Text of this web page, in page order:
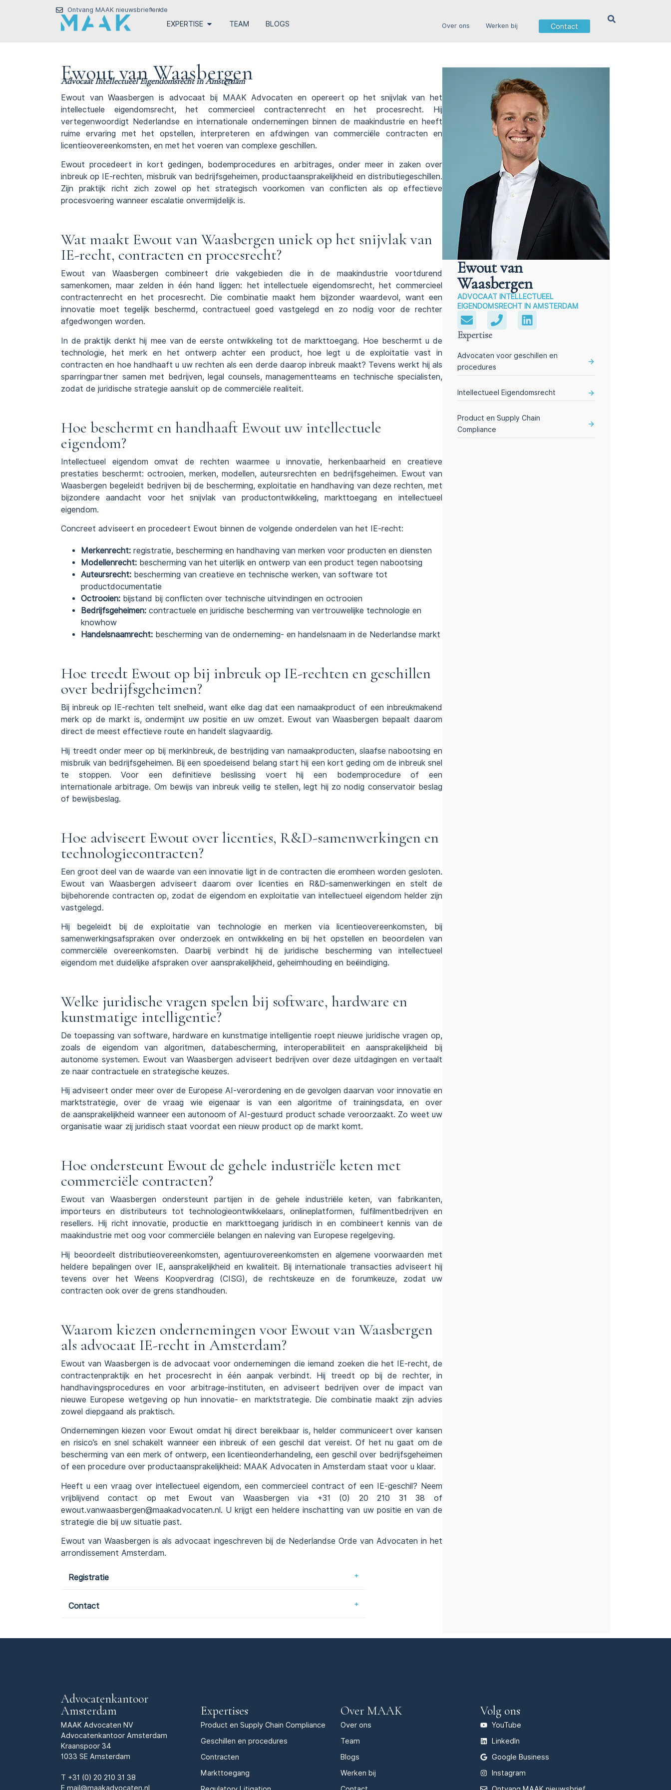
Ontvang MAAK nieuwsbriefende
EXPERTISE TEAM BLOGS Over ons Werken bij Contact
Ewout van Waasbergen
Advocaat Intellectueel Eigendomsrecht in Amsterdam
Ewout van Waasbergen is advocaat bij MAAK Advocaten en opereert op het snijvlak van het
intellectuele eigendomsrecht, het commercieel contractenrecht en het procesrecht. Hij
vertegenwoordigt Nederlandse en internationale ondernemingen binnen de maakindustrie en heeft
ruime ervaring met het opstellen, interpreteren en afdwingen van commerciële contracten en
licentieovereenkomsten, en met het voeren van complexe geschillen.
Ewout procedeert in kort gedingen, bodemprocedures en arbitrages, onder meer in zaken over
inbreuk op IE-rechten, misbruik van bedrijfsgeheimen,productaansprakelijkheid en distributiegeschillen.
Zijn praktijk richt zich zowel op het strategisch voorkomen van conflicten als op effectieve
procesvoering wanneer escalatie onvermijdelijk is.
Wat maakt Ewout van Waasbergen uniek op het snijvlak van
IE-recht, contracten en procesrecht?
Ewout van Waasbergen combineert drie vakgebieden die in de maakindustrie voortdurend
samenkomen, maar zelden in één hand liggen: het intellectuele eigendomsrecht, het commercieel
contractenrecht en het procesrecht. Die combinatie maakt hem bijzonder waardevol, want een
innovatie moet tegelijk beschermd, contractueel goed vastgelegd en zo nodig voor de rechter
afgedwongen worden.
In de praktijk denkt hij mee van de eerste ontwikkeling tot de markttoegang. Hoe beschermt u de
technologie, het merk en het ontwerp achter een product, hoe legt u de exploitatie vast in
contracten en hoe handhaaft u uw rechten als een derde daarop inbreuk maakt? Tevens werkt hij als
sparringpartner samen met bedrijven, legal counsels, managementteams en technische specialisten,
zodat de juridische strategie aansluit op de commerciële realiteit.
Hoe beschermt en handhaaft Ewout uw intellectuele
eigendom?
Intellectueel eigendom omvat de rechten waarmee u innovatie, herkenbaarheid en creatieve
prestaties beschermt: octrooien, merken, modellen, auteursrechten en bedrijfsgeheimen. Ewout van
Waasbergen begeleidt bedrijven bij de bescherming, exploitatie en handhaving van deze rechten, met
bijzondere aandacht voor het snijvlak van productontwikkeling, markttoegang en intellectueel
eigendom.
Concreet adviseert en procedeert Ewout binnen de volgende onderdelen van het IE-recht:
Merkenrecht: registratie, bescherming en handhaving van merken voor producten en diensten
Modellenrecht: bescherming van het uiterlijk en ontwerp van een product tegen nabootsing
Auteursrecht: bescherming van creatieve en technische werken, van software tot
productdocumentatie
Octrooien: bijstand bij conflicten over technische uitvindingen en octrooien
Bedrijfsgeheimen: contractuele en juridische bescherming van vertrouwelijke technologie en
knowhow
Handelsnaamrecht: bescherming van de onderneming- en handelsnaam in de Nederlandse markt
Hoe treedt Ewout op bij inbreuk op IE-rechten en geschillen
over bedrijfsgeheimen?
Bij inbreuk op IE-rechten telt snelheid, want elke dag dat een namaakproduct of een inbreukmakend
merk op de markt is, ondermijnt uw positie en uw omzet. Ewout van Waasbergen bepaalt daarom
direct de meest effectieve route en handelt slagvaardig.
Hij treedt onder meer op bij merkinbreuk, de bestrijding van namaakproducten, slaafse nabootsing en
misbruik van bedrijfsgeheimen. Bij een spoedeisend belang start hij een kort geding om de inbreuk snel
te stoppen. Voor een definitieve beslissing voert hij een bodemprocedure of een
internationalearbitrage. Om bewijs van inbreuk veilig te stellen, legt hij zo nodig conservatoir beslag
of bewijsbeslag.
Hoe adviseert Ewout over licenties, R&D-samenwerkingen en
technologiecontracten?
Een groot deel van de waarde van een innovatie ligt in de contracten die eromheen worden gesloten.
Ewout van Waasbergen adviseert daarom over licenties en R&D-samenwerkingen en stelt de
bijbehorende contracten op, zodat de eigendom en exploitatie van intellectueel eigendom helder zijn
vastgelegd.
Hij begeleidt bij de exploitatie van technologie en merken via licentieovereenkomsten, bij
samenwerkingsafspraken over onderzoek en ontwikkeling en bij hetopstellen en beoordelen van
commerciële overeenkomsten. Daarbij verbindt hij de juridische bescherming van intellectueel
eigendom met duidelijke afspraken over aansprakelijkheid, geheimhouding en beëindiging.
Welke juridische vragen spelen bij software, hardware en
kunstmatige intelligentie?
De toepassing van software, hardware en kunstmatige intelligentie roept nieuwe juridische vragen op,
zoals de eigendom van algoritmen, databescherming, interoperabiliteit en aansprakelijkheid bij
autonome systemen. Ewout van Waasbergen adviseert bedrijven over deze uitdagingen en vertaalt
ze naar contractuele en strategische keuzes.
Hij adviseert onder meer over de Europese AI-verordening en de gevolgen daarvan voor innovatie en
marktstrategie, over de vraag wie eigenaar is van een algoritme of trainingsdata, en over
deaansprakelijkheid wanneer een autonoom of AI-gestuurd product schade veroorzaakt. Zo weet uw
organisatie waar zij juridisch staat voordat een nieuw product op de markt komt.
Hoe ondersteunt Ewout de gehele industriële keten met
commerciële contracten?
Ewout van Waasbergen ondersteunt partijen in de gehele industriële keten, van fabrikanten,
importeurs en distributeurs tot technologieontwikkelaars, onlineplatformen, fulfilmentbedrijven en
resellers. Hij richt innovatie, productie en markttoegang juridisch in en combineert kennis van de
maakindustrie met oog voor commerciële belangen en naleving van Europese regelgeving.
Hij beoordeeltdistributieovereenkomsten, agentuurovereenkomsten en algemene voorwaarden met
heldere bepalingen over IE, aansprakelijkheid en kwaliteit. Bij internationale transacties adviseert hij
tevens over hetWeens Koopverdrag (CISG), de rechtskeuze en de forumkeuze, zodat uw
contracten ook over de grens standhouden.
Waarom kiezen ondernemingen voor Ewout van Waasbergen
als advocaat IE-recht in Amsterdam?
Ewout van Waasbergen is deadvocaat voor ondernemingen die iemand zoeken die het IE-recht, de
contractenpraktijk en het procesrecht in één aanpak verbindt. Hij treedt op bij de rechter, in
handhavingsprocedures en voor arbitrage-instituten, en adviseert bedrijven over de impact van
nieuwe Europese wetgeving op hun innovatie- en marktstrategie. Die combinatie maakt zijn advies
zowel diepgaand als praktisch.
Ondernemingen kiezen voor Ewout omdat hij direct bereikbaar is, helder communiceert over kansen
en risico’s en snel schakelt wanneer een inbreuk of een geschil dat vereist. Of het nu gaat om de
bescherming van een merkof ontwerp, een licentieonderhandeling, een geschil over bedrijfsgeheimen
of een procedure over productaansprakelijkheid: MAAK Advocaten in Amsterdam staat voor u klaar.
Heeft u een vraag over intellectueel eigendom, een commercieel contract of een IE-geschil? Neem
vrijblijvend contact op met Ewout van Waasbergen via +31 (0) 20 210 31 38 of
ewout.vanwaasbergen@maakadvocaten.nl. U krijgt een heldere inschatting van uw positie en van de
strategie die bij uw situatie past.
Ewout van Waasbergen is als advocaat ingeschreven bij de Nederlandse Orde van Advocaten in het
arrondissement Amsterdam.
Registratie
Contact
Ewout van
Waasbergen
ADVOCAAT INTELLECTUEEL
EIGENDOMSRECHT IN AMSTERDAM
Expertise
Advocaten voor geschillen en
procedures
Intellectueel Eigendomsrecht
Product en Supply Chain
Compliance
Advocatenkantoor
Amsterdam
MAAK Advocaten NV
Advocatenkantoor Amsterdam
Kraanspoor 34
1033 SE Amsterdam
T +31 (0) 20 210 31 38
E mail@maakadvocaten.nl
Expertises
Product en Supply Chain Compliance
Geschillen en procedures
Contracten
Markttoegang
Over MAAK
Over ons
Team
Blogs
Werken bij
Volg ons
YouTube
LinkedIn
Google Business
Instagram